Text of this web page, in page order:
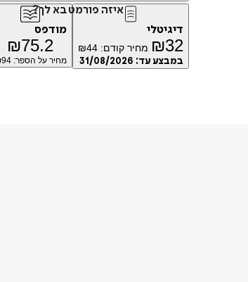
איזה פורמט בא לך?
דיגיטלי
₪32 מחיר קודם: ₪44
במבצע עד: 31/08/2026
מודפס
₪75.2
מחיר על הספר: ₪94